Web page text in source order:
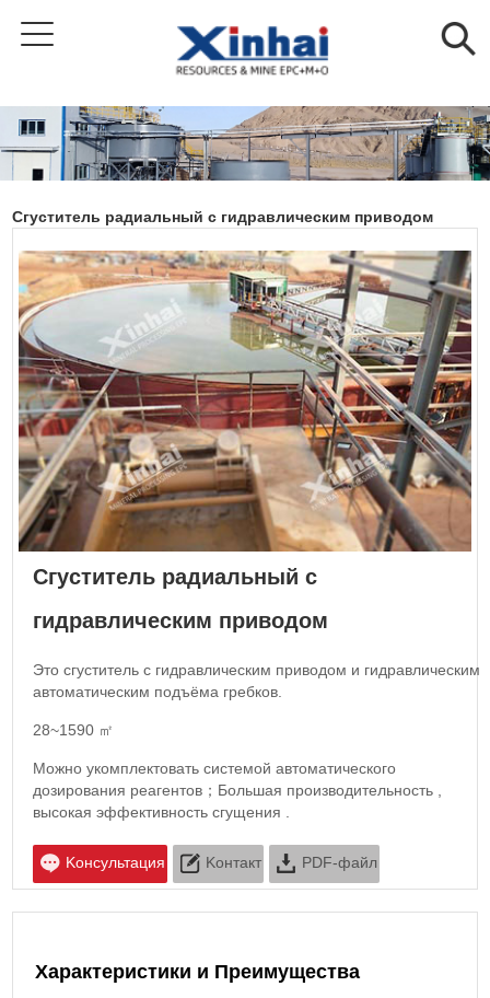
Сгуститель радиальный с гидравлическим приводом
Сгуститель радиальный с
гидравлическим приводом
Это сгуститель с гидравлическим приводом и гидравлическим
автоматическим подъёма гребков.
28~1590 ㎡
Можно укомплектовать системой автоматического
дозирования реагентов；Большая производительность ,
высокая эффективность сгущения .
Kонсультация Kонтакт PDF-файл
Характеристики и Преимущества